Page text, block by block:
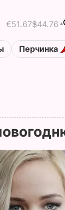
€51.67$44.76
Перчинка